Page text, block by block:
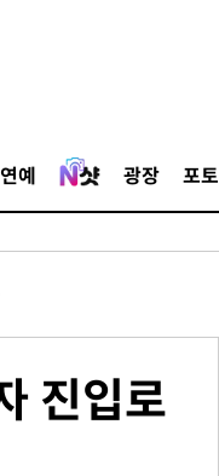
연예 광장 포토
진입로